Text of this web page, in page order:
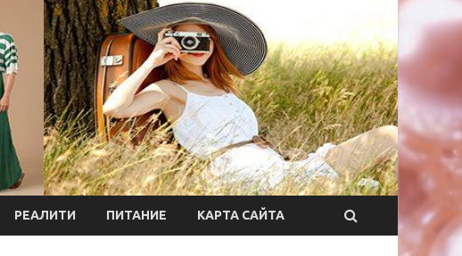
РЕАЛИТИ ПИТАНИЕ КАРТА САЙТА